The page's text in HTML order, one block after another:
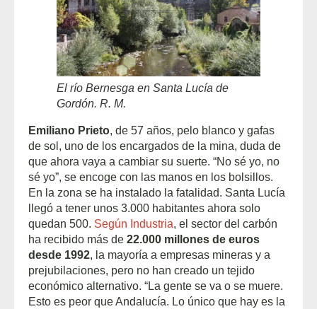
El río Bernesga en Santa Lucía de
Gordón. R. M.
Emiliano Prieto, de 57 años, pelo blanco y gafas
de sol, uno de los encargados de la mina, duda de
que ahora vaya a cambiar su suerte. “No sé yo, no
sé yo”, se encoge con las manos en los bolsillos.
En la zona se ha instalado la fatalidad. Santa Lucía
llegó a tener unos 3.000 habitantes ahora solo
quedan 500. Según Industria, el sector del carbón
ha recibido más de 22.000 millones de euros
desde 1992, la mayoría a empresas mineras y a
prejubilaciones, pero no han creado un tejido
económico alternativo. “La gente se va o se muere.
Esto es peor que Andalucía. Lo único que hay es la